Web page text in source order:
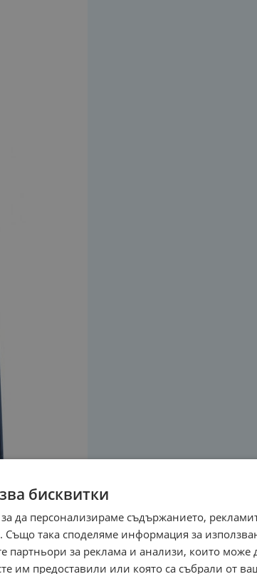
бисквитки
да персонализираме съдържанието,
така споделяме информация за
партньори за реклама и анализи, които може
им предоставили или която са събрали от